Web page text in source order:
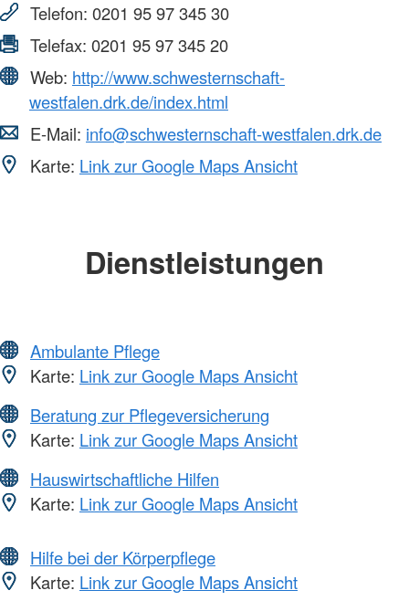
Telefon: 0201 95 97 345 30
Telefax: 0201 95 97 345 20
Web: http://www.schwesternschaft-
westfalen.drk.de/index.html
E-Mail: info@schwesternschaft-westfalen.drk.de
Karte: Link zur Google Maps Ansicht
Dienstleistungen
Ambulante Pflege
Karte: Link zur Google Maps Ansicht
Beratung zur Pflegeversicherung
Karte: Link zur Google Maps Ansicht
Hauswirtschaftliche Hilfen
Karte: Link zur Google Maps Ansicht
Hilfe bei der Körperpflege
Karte: Link zur Google Maps Ansicht